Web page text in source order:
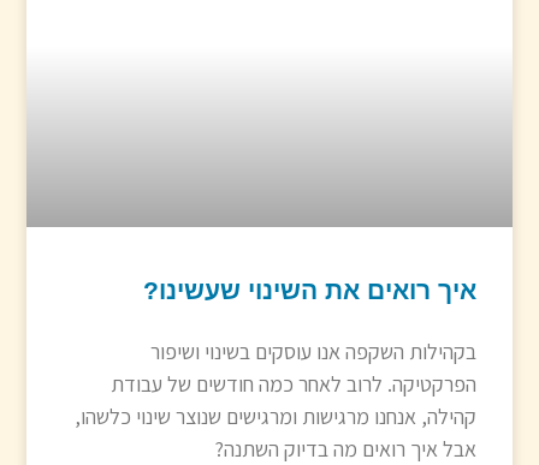
איך רואים את השינוי שעשינו?
בקהילות השקפה אנו עוסקים בשינוי ושיפור
הפרקטיקה. לרוב לאחר כמה חודשים של עבודת
קהילה, אנחנו מרגישות ומרגישים שנוצר שינוי כלשהו,
אבל איך רואים מה בדיוק השתנה?